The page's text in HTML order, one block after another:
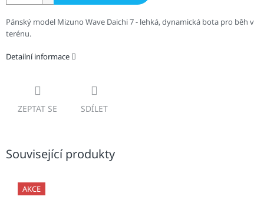
Pánský model Mizuno Wave Daichi 7 - lehká, dynamická bota pro běh v
terénu.
Detailní informace
ZEPTAT SE SDÍLET
Související produkty
AKCE